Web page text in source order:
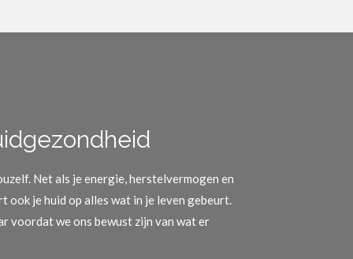
Net als je energie, herstelvermogen en
ook je huid op alles wat in je leven gebeurt.
voordat we ons bewust zijn van wat er